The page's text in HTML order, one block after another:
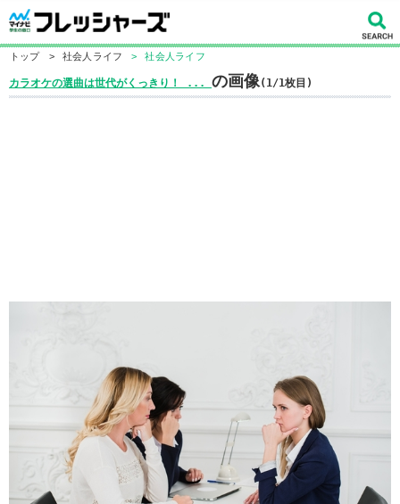
トップ > 社会人ライフ > 社会人ライフ
カラオケの選曲は世代がくっきり！ ... の画像(1/1枚目)